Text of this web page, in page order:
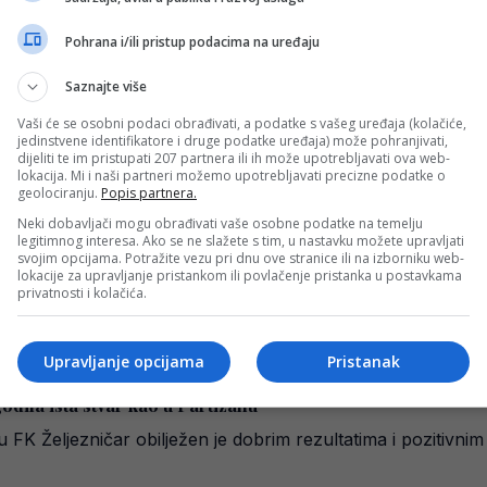
u Prijedoru kakva se rijetko čuje u BiH
je dramatičnu pobjedu svog FK Željezničar u
“Napravili smo korak naprijed”
i Hercegovine, fudbaleri FK Željezničar poraženi su
ista stvar kao u Partizanu
FK Željezničar obilježen je dobrim rezultatima i
Pohrana i/ili pristup podacima na uređaju
Saznajte više
Vaši će se osobni podaci obrađivati, a podatke s vašeg uređaja (kolačiće,
jedinstvene identifikatore i druge podatke uređaja) može pohranjivati,
dijeliti te im pristupati 207 partnera ili ih može upotrebljavati ova web-
lokacija. Mi i naši partneri možemo upotrebljavati precizne podatke o
geolociranju. Popis partnera.
Neki dobavljači mogu obrađivati vaše osobne podatke na temelju
legitimnog interesa. Ako se ne slažete s tim, u nastavku možete upravljati
svojim opcijama. Potražite vezu pri dnu ove stranice ili na izborniku web-
lokacije za upravljanje pristankom ili povlačenje pristanka u postavkama
privatnosti i kolačića.
Pristanak
Upravljanje opcijama